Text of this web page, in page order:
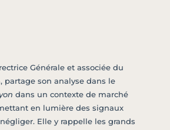
Générale et associée du
partage son analyse dans le
dans un contexte de marché
en lumière des signaux
Elle y rappelle les grands